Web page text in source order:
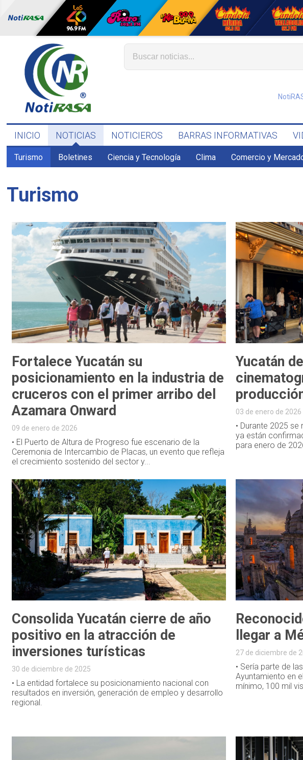
INICIO NOTICIAS NOTICIEROS BARRAS INFORMATIVAS
Turismo Boletines Ciencia y Tecnología Clima Comercio y
Turismo
Fortalece Yucatán su
posicionamiento en la industria de
cruceros con el primer arribo del
Azamara Onward
09 de enero de 2026
• El Puerto de Altura de Progreso fue escenario de la
Ceremonia de Intercambio de Placas, un evento que refleja
el crecimiento sostenido del sector y...
Yucatán
03 de enero de 2026
• Durante 2025
ya están
para enero de
Consolida Yucatán cierre de año
positivo en la atracción de
inversiones turísticas
30 de diciembre de 2025
• La entidad fortalece su posicionamiento nacional con
resultados en inversión, generación de empleo y desarrollo
regional.
llegar a
27 de diciembre de
• Sería parte de
Ayuntamiento en
mínimo, 100 mil